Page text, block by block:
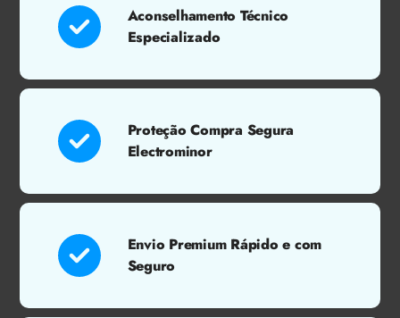
Aconselhamento Técnico
Especializado
Proteção Compra Segura
Electrominor
Envio Premium Rápido e com
Seguro